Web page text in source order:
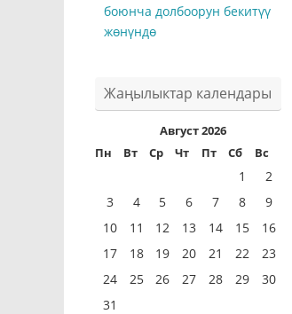
боюнча долбоорун бекитүү
жөнүндө
Жаңылыктар календары
Август 2026
Пн
Вт Ср Чт Пт Сб Вс
1
2
3
4 5 6 7 8
9
10
11 12 13 14 15
16
17
18 19 20 21 22
23
24
25 26 27 28 29
30
31